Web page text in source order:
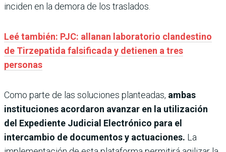
inciden en la demora de los traslados.
Leé también: PJC: allanan laboratorio clandestino
de Tirzepatida falsificada y detienen a tres
personas
Como parte de las soluciones planteadas, ambas
instituciones acordaron avanzar en la utilización
del Expediente Judicial Electrónico para el
intercambio de documentos y actuaciones. La